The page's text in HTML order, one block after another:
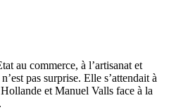
au commerce, à l’artisanat et
pas surprise. Elle s’attendait à
et Manuel Valls face à la